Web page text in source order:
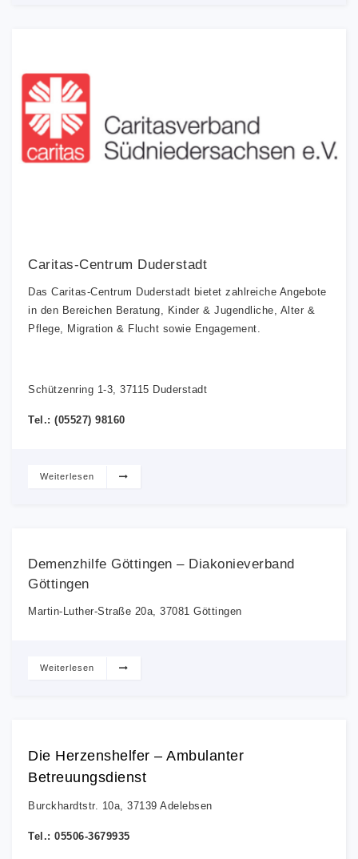
Caritas-Centrum Duderstadt
Das Caritas-Centrum Duderstadt bietet zahlreiche Angebote
in den Bereichen Beratung, Kinder & Jugendliche, Alter &
Pflege, Migration & Flucht sowie Engagement.
Schützenring 1-3, 37115 Duderstadt
Tel.: (05527) 98160
Weiterlesen
Demenzhilfe Göttingen – Diakonieverband
Göttingen
Martin-Luther-Straße 20a, 37081 Göttingen
Weiterlesen
Die Herzenshelfer – Ambulanter
Betreuungsdienst
Burckhardtstr. 10a, 37139 Adelebsen
Tel.: 05506-3679935